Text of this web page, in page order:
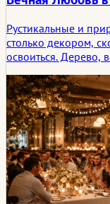
Рустикальные и
столько декором,
освоиться. Дерево,
спокойствие,
начала. В этой
свадебные локации
честность